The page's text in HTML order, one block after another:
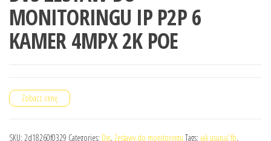
MONITORINGU IP P2P 6
KAMER 4MPX 2K POE
Zobacz cenę
SKU: 2d18260f0329 Categories: Dvs, Zestawy do monitoringu Tags: jak usunąć fb,